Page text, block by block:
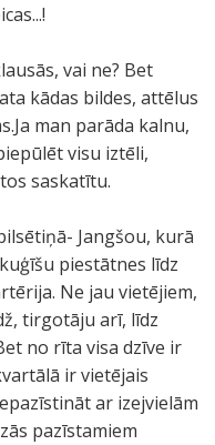
vai ne? Bet
kādas bildes, attēlus
man parāda kalnu,
visu iztēli,
saskatītu.
Jangšou, kurā
piestātnes līdz
Ne jau vietējiem,
tirgotāju arī, līdz
no rīta visa dzīve ir
ir vietējais
ar izejvielām
pazīstamiem